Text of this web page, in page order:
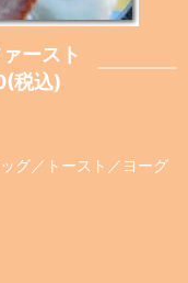
ースト
税込)
グ／トースト／ヨーグ